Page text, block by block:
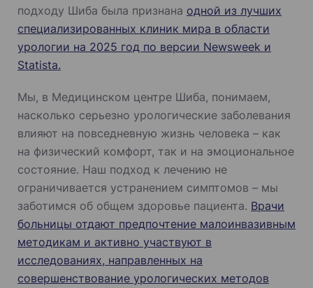
подходу Шиба была признана одной из лучших
специализированных клиник мира в области
урологии на 2025 год по версии Newsweek и
Statista.
Мы, в Медицинском центре Шиба, понимаем,
насколько серьезно урологические заболевания
влияют на повседневную жизнь человека – как
на физический комфорт, так и на эмоциональное
состояние. Наш подход к лечению не
ограничивается устранением симптомов – мы
заботимся об общем здоровье пациента. Врачи
больницы отдают предпочтение малоинвазивным
методикам и активно участвуют в
исследованиях, направленных на
совершенствование урологических методов